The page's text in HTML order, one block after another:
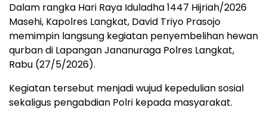
Dalam rangka Hari Raya Iduladha 1447 Hijriah/2026
Masehi, Kapolres Langkat, David Triyo Prasojo
memimpin langsung kegiatan penyembelihan hewan
qurban di Lapangan Jananuraga Polres Langkat,
Rabu (27/5/2026).
Kegiatan tersebut menjadi wujud kepedulian sosial
sekaligus pengabdian Polri kepada masyarakat.